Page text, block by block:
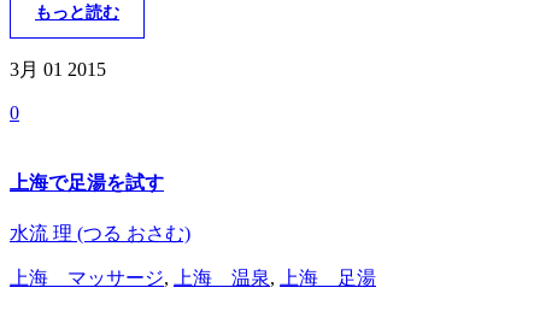
もっと読む
3月 01 2015
0
上海で足湯を試す
水流 理 (つる おさむ)
上海 マッサージ, 上海 温泉, 上海 足湯